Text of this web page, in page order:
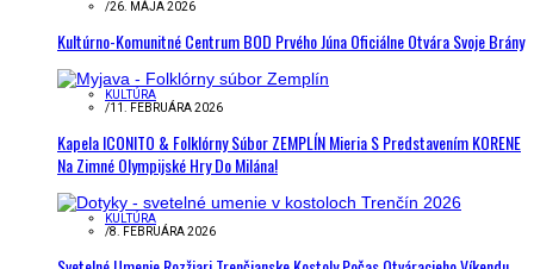
/26. MÁJA 2026
Kultúrno-Komunitné Centrum BOD Prvého Júna Oficiálne Otvára Svoje Brány
KULTÚRA
/11. FEBRUÁRA 2026
Kapela ICONITO & Folklórny Súbor ZEMPLÍN Mieria S Predstavením KORENE
Na Zimné Olympijské Hry Do Milána!
KULTÚRA
/8. FEBRUÁRA 2026